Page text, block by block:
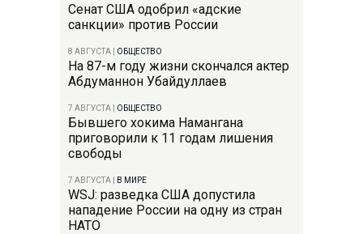
Сенат США одобрил «адские
санкции» против России
8 АВГУСТА ОБЩЕСТВО
На 87-м году жизни скончался актер
Абдуманнон Убайдуллаев
7 АВГУСТА ОБЩЕСТВО
Бывшего хокима Намангана
приговорили к 11 годам лишения
свободы
7 АВГУСТА В МИРЕ
WSJ: разведка США допустила
нападение России на одну из стран
НАТО